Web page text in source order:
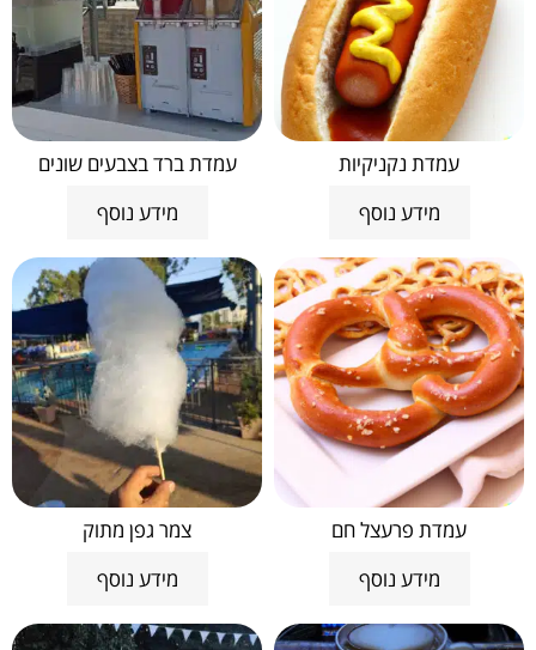
עמדת נקניקיות
מידע נוסף
עמדת ברד בצבעים שונים
מידע נוסף
עמדת פרעצל חם
מידע נוסף
צמר גפן מתוק
מידע נוסף